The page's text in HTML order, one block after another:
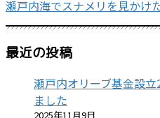
瀬戸内海でスナメリを見かけ
最近の投稿
瀬戸内オリーブ基金設
ました
2025年11月9日